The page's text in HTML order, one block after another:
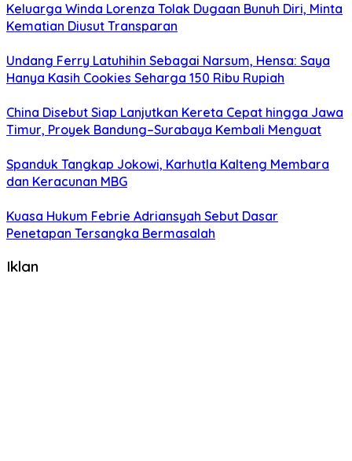
Keluarga Winda Lorenza Tolak Dugaan Bunuh Diri, Minta
Kematian Diusut Transparan
Undang Ferry Latuhihin Sebagai Narsum, Hensa: Saya
Hanya Kasih Cookies Seharga 150 Ribu Rupiah
China Disebut Siap Lanjutkan Kereta Cepat hingga Jawa
Timur, Proyek Bandung–Surabaya Kembali Menguat
Spanduk Tangkap Jokowi, Karhutla Kalteng Membara
dan Keracunan MBG
Kuasa Hukum Febrie Adriansyah Sebut Dasar
Penetapan Tersangka Bermasalah
Iklan